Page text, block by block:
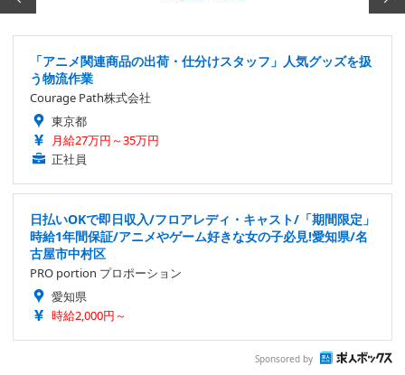
「アニメ関連商品の出荷・仕分けスタッフ」人気グッズを扱
う物流作業
Courage Path株式会社
東京都
月給27万円～35万円
正社員
日払いOKで即日収入/フロアレディ・キャスト/「期間限定」
時給1年間保証/アニメやゲーム好きな女の子必見!愛知県/名
古屋市中村区
PRO portion プロポーション
愛知県
時給2,000円～
Sponsored by